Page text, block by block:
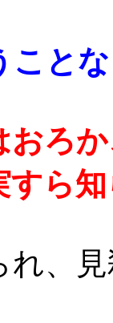
こと
おろ
すら
れ、